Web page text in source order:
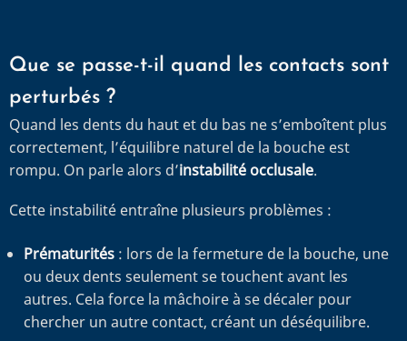
Que se passe-t-il quand les contacts sont
perturbés ?
Quand les dents du haut et du bas ne s’emboîtent plus
correctement, l’équilibre naturel de la bouche est
rompu. On parle alors d’instabilité occlusale.
Cette instabilité entraîne plusieurs problèmes :
Prématurités : lors de la fermeture de la bouche, une
ou deux dents seulement se touchent avant les
autres. Cela force la mâchoire à se décaler pour
chercher un autre contact, créant un déséquilibre.